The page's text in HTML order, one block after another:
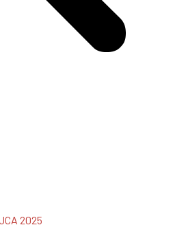
2025